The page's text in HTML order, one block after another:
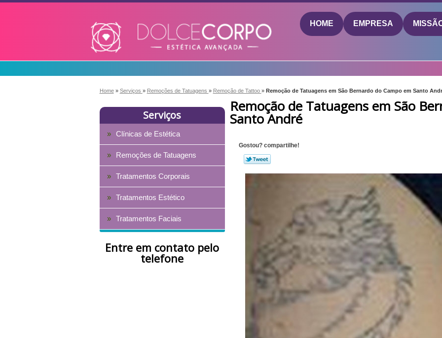
HOME EMPRESA
Home » Serviços » Remoções de Tatuagens » Remoção de Tattoo » Remoção de Tatuagens em São Bernardo do Campo em Santo
Serviços
Clínicas de Estética
Remoções de Tatuagens
Tratamentos Corporais
Tratamentos Estético
Tratamentos Faciais
Entre em contato pelo
telefone
Remoção de Tatuagens em São
Santo André
Gostou? compartilhe!